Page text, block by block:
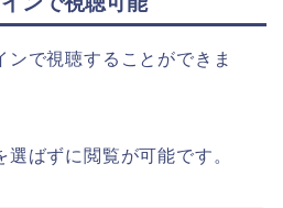
で視聴することができま
ばずに閲覧が可能です。